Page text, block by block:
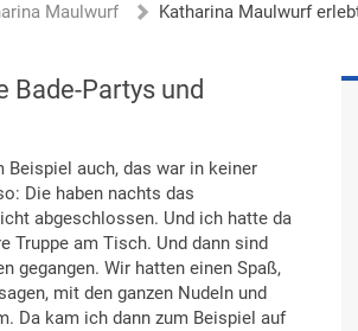
Maulwurf
Bade-Partys und
Beispiel auch, das war in keiner
Die haben nachts das
abgeschlossen. Und ich hatte da
Truppe am Tisch. Und dann sind
gegangen. Wir hatten einen Spaß,
mit den ganzen Nudeln und
Da kam ich dann zum Beispiel auf